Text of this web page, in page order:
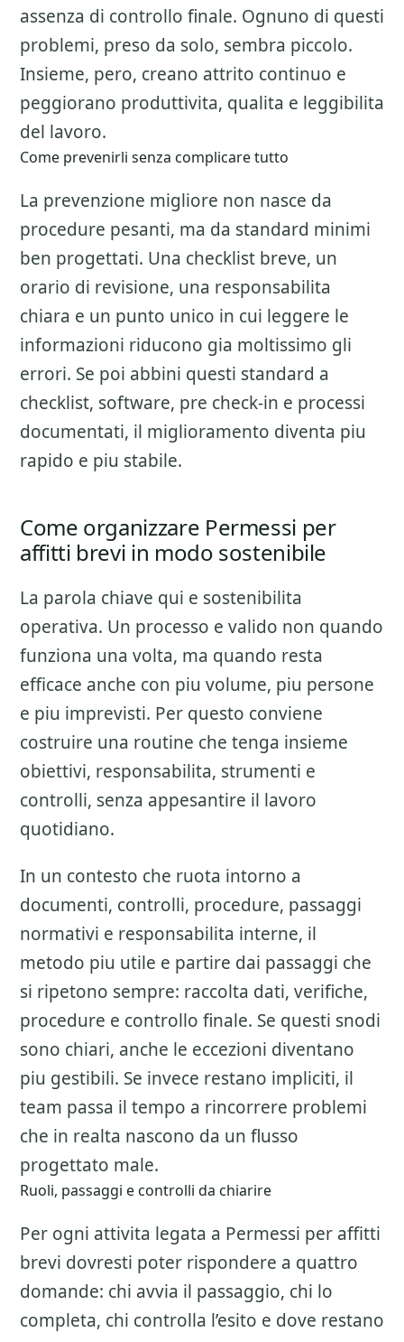
assenza di controllo finale. Ognuno di questi
problemi, preso da solo, sembra piccolo.
Insieme, pero, creano attrito continuo e
peggiorano produttivita, qualita e leggibilita
del lavoro.
Come prevenirli senza complicare tutto
La prevenzione migliore non nasce da
procedure pesanti, ma da standard minimi
ben progettati. Una checklist breve, un
orario di revisione, una responsabilita
chiara e un punto unico in cui leggere le
informazioni riducono gia moltissimo gli
errori. Se poi abbini questi standard a
checklist, software, pre check-in e processi
documentati, il miglioramento diventa piu
rapido e piu stabile.
Come organizzare Permessi per
affitti brevi in modo sostenibile
La parola chiave qui e sostenibilita
operativa. Un processo e valido non quando
funziona una volta, ma quando resta
efficace anche con piu volume, piu persone
e piu imprevisti. Per questo conviene
costruire una routine che tenga insieme
obiettivi, responsabilita, strumenti e
controlli, senza appesantire il lavoro
quotidiano.
In un contesto che ruota intorno a
documenti, controlli, procedure, passaggi
normativi e responsabilita interne, il
metodo piu utile e partire dai passaggi che
si ripetono sempre: raccolta dati, verifiche,
procedure e controllo finale. Se questi snodi
sono chiari, anche le eccezioni diventano
piu gestibili. Se invece restano impliciti, il
team passa il tempo a rincorrere problemi
che in realta nascono da un flusso
progettato male.
Ruoli, passaggi e controlli da chiarire
Per ogni attivita legata a Permessi per affitti
brevi dovresti poter rispondere a quattro
domande: chi avvia il passaggio, chi lo
completa, chi controlla l’esito e dove restano